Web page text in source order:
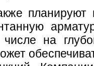
планируют
числе на